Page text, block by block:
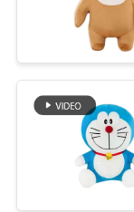
TUR
PABRIK
KONTROL
KUALITAS